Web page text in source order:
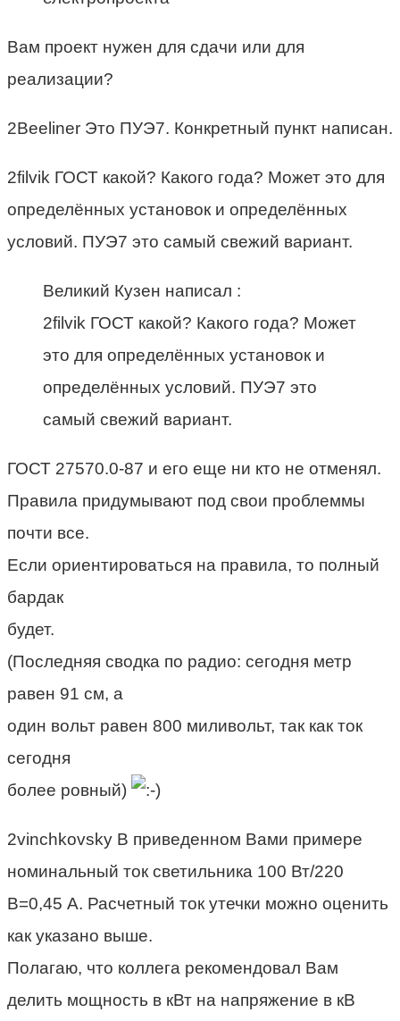
Вам проект нужен для сдачи или для
реализации?
2Beeliner Это ПУЭ7. Конкретный пункт написан.
2filvik ГОСТ какой? Какого года? Может это для
определённых установок и определённых
условий. ПУЭ7 это самый свежий вариант.
Великий Кузен написал :
2filvik ГОСТ какой? Какого года? Может
это для определённых установок и
определённых условий. ПУЭ7 это
самый свежий вариант.
ГОСТ 27570.0-87 и его еще ни кто не отменял.
Правила придумывают под свои проблеммы
почти все.
Если ориентироваться на правила, то полный
бардак
будет.
(Последняя сводка по радио: сегодня метр
равен 91 см, а
один вольт равен 800 миливольт, так как ток
сегодня
более ровный)
2vinchkovsky В приведенном Вами примере
номинальный ток светильника 100 Вт/220
В=0,45 А. Расчетный ток утечки можно оценить
как указано выше.
Полагаю, что коллега рекомендовал Вам
делить мощность в кВт на напряжение в кВ